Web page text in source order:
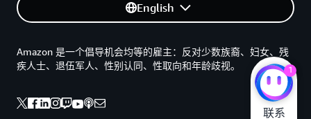
English
Amazon 是一个倡导机会均等的雇主：反对少数族裔、妇女、残
疾人士、退伍军人、性别认同、性取向和年龄歧视。
1
联系